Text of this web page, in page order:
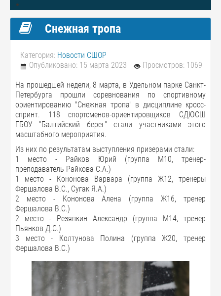
Снежная тропа
Категория: Новости СШОР
Опубликовано: 15 марта 2023
Просмотров: 1069
На прошедшей недели, 8 марта, в Удельном парке Санкт-
Петербурга прошли соревнования по спортивному
ориентированию "Снежная тропа" в дисциплине кросс-
спринт. 118 спортсменов-ориентировщиков СДЮСШ
ГБОУ "Балтийский берег" стали участниками этого
масштабного мероприятия.
Из них по результатам выступления призерами стали:
1 место - Райков Юрий (группа М10, тренер-
преподаватель Райкова С.А.)
1 место - Кононова Варвара (группа Ж12, тренеры
Фершалова В.С., Сугак Я.А.)
2 место - Кононова Алена (группа Ж16, тренер
Фершалова В.С.)
2 место - Резяпкин Александр (группа М14, тренер
Пьянков Д.С.)
3 место - Колтунова Полина (группа Ж20, тренер
Фершалова В.С.)